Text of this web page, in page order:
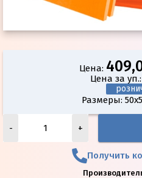
Цена:
Цена за
Размеры:
- +
Получить